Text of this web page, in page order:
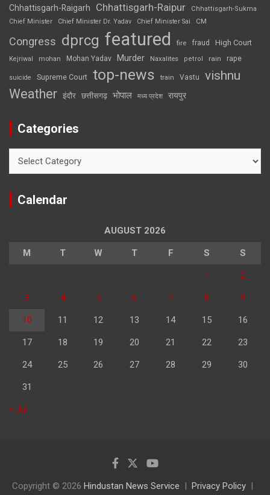
Chhattisgarh-Raigarh Chhattisgarh-Raipur
Chhattisgarh-Sukma
Chief Minister
Chief Minister Dr. Yadav Chief Minister Sai CM
Congress dprcg featured fire fraud High Court
Kejriwal mohan Mohan Yadav Murder Naxalites petrol rain rape
suicide Supreme Court top-news train Vastu vishnu
Weather इंदौर छत्तीसगढ़ भोपाल मध्य प्रदेश रायपुर
Categories
Calendar
AUGUST 2026
M T W T F S S
1 2
3 4 5 6 7 8 9
10 11 12 13 14 15 16
17 18 19 20 21 22 23
24 25 26 27 28 29 30
31
« Jul
Copyright © 2026 Hindustan News Service Privacy Policy